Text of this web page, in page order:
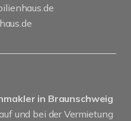
in Braunschweig
und bei der Vermietung